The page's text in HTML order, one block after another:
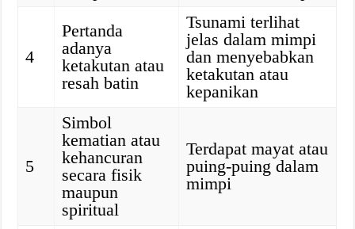
4
Pertanda
adanya
ketakutan atau
resah batin
Tsunami terlihat
jelas dalam mimpi
dan menyebabkan
ketakutan atau
kepanikan
5
Simbol
kematian atau
kehancuran
secara fisik
maupun
spiritual
Terdapat mayat atau
puing-puing dalam
mimpi